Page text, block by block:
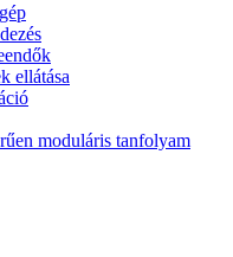
ellátása
moduláris tanfolyam